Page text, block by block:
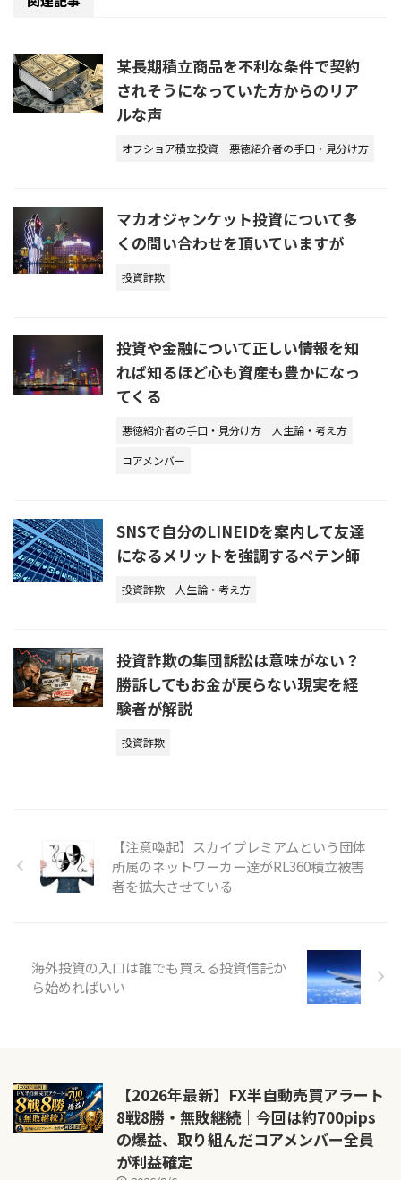
某長期積立商品を不利な条件で契約
されそうになっていた方からのリア
ルな声
オフショア積立投資 悪徳紹介者の手口・見分け方
マカオジャンケット投資について多
くの問い合わせを頂いていますが
投資詐欺
投資や金融について正しい情報を知
れば知るほど心も資産も豊かになっ
てくる
悪徳紹介者の手口・見分け方
人生論・考え方
コアメンバー
SNSで自分のLINEIDを案内して友達
になるメリットを強調するペテン師
投資詐欺 人生論・考え方
投資詐欺の集団訴訟は意味がない？
勝訴してもお金が戻らない現実を経
験者が解説
投資詐欺
【注意喚起】スカイプレミアムという団体
所属のネットワーカー達がRL360積立被害
者を拡大させている
海外投資の入口は誰でも買える投資信託か
ら始めればいい
【2026年最新】FX半自動売買アラート
8戦8勝・無敗継続｜今回は約700pips
の爆益、取り組んだコアメンバー全員
が利益確定